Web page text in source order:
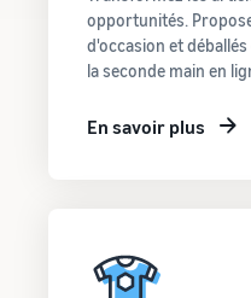
opportunités.
d'occasion et
la seconde main en
En savoir plus